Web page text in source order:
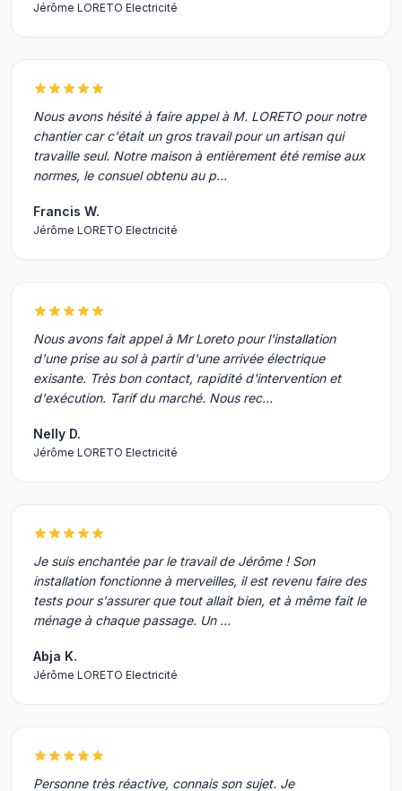
Jérôme LORETO Electricité
Nous avons hésité à faire appel à M. LORETO pour notre
chantier car c'était un gros travail pour un artisan qui
travaille seul. Notre maison à entièrement été remise aux
normes, le consuel obtenu au p…
Francis W.
Jérôme LORETO Electricité
Nous avons fait appel à Mr Loreto pour l'installation
d'une prise au sol à partir d'une arrivée électrique
exisante. Très bon contact, rapidité d'intervention et
d'exécution. Tarif du marché. Nous rec…
Nelly D.
Jérôme LORETO Electricité
Je suis enchantée par le travail de Jérôme ! Son
installation fonctionne à merveilles, il est revenu faire des
tests pour s'assurer que tout allait bien, et à même fait le
ménage à chaque passage. Un …
Abja K.
Jérôme LORETO Electricité
Personne très réactive, connais son sujet. Je